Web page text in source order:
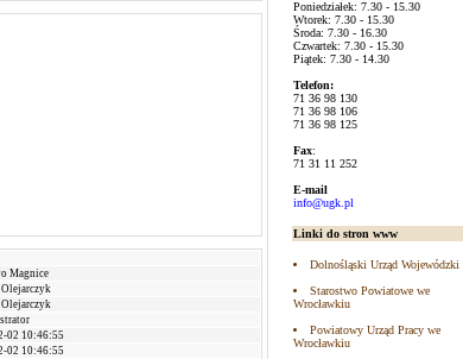
Magnice
02 10:46:55
02 10:46:55
Poniedziałek: 7.30 - 15.30
Wtorek: 7.30 - 15.30
Środa: 7.30 - 16.30
Czwartek: 7.30 - 15.30
Piątek: 7.30 - 14.30
Telefon:
71 36 98 130
71 36 98 106
71 36 98 125
Fax:
71 31 11 252
E-mail
info@ugk.pl
Linki do stron www
Dolnośląski Urząd Wojewódzki
Starostwo Powiatowe we
Wrocławkiu
Powiatowy Urząd Pracy we
Wrocławkiu